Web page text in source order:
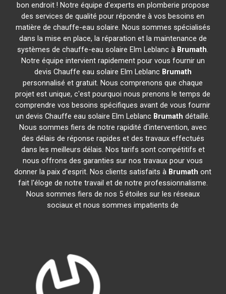
bon endroit ! Notre équipe d'experts en plomberie propose
des services de qualité pour répondre à vos besoins en
matière de chauffe-eau solaire. Nous sommes spécialisés
dans la mise en place, la réparation et la maintenance de
systèmes de chauffe-eau solaire Elm Leblanc à Brumath.
Notre équipe intervient rapidement pour vous fournir un
devis Chauffe eau solaire Elm Leblanc Brumath
personnalisé et gratuit. Nous comprenons que chaque
projet est unique, c'est pourquoi nous prenons le temps de
comprendre vos besoins spécifiques avant de vous fournir
un devis Chauffe eau solaire Elm Leblanc Brumath détaillé.
Nous sommes fiers de notre rapidité d'intervention, avec
des délais de réponse rapides et des travaux effectués
dans les meilleurs délais. Nos tarifs sont compétitifs et
nous offrons des garanties sur nos travaux pour vous
donner la paix d'esprit. Nos clients satisfaits à Brumath ont
fait l'éloge de notre travail et de notre professionnalisme.
Nous sommes fiers de nos 5 étoiles sur les réseaux
sociaux et nous sommes impatients de